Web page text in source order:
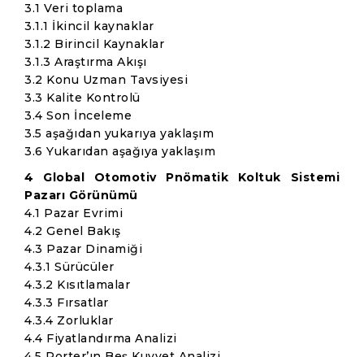
3.1 Veri toplama
3.1.1 İkincil kaynaklar
3.1.2 Birincil Kaynaklar
3.1.3 Araştırma Akışı
3.2 Konu Uzman Tavsiyesi
3.3 Kalite Kontrolü
3.4 Son İnceleme
3.5 aşağıdan yukarıya yaklaşım
3.6 Yukarıdan aşağıya yaklaşım
4 Global Otomotiv Pnömatik Koltuk Sistemi
Pazarı Görünümü
4.1 Pazar Evrimi
4.2 Genel Bakış
4.3 Pazar Dinamiği
4.3.1 Sürücüler
4.3.2 Kısıtlamalar
4.3.3 Fırsatlar
4.3.4 Zorluklar
4.4 Fiyatlandırma Analizi